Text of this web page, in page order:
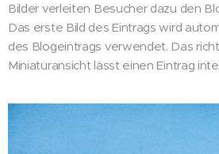
Bilder verleiten Besucher dazu den
Das erste Bild des Eintrags wird
des Blogeintrags verwendet. Das
Miniaturansicht lässt einen Eintrag